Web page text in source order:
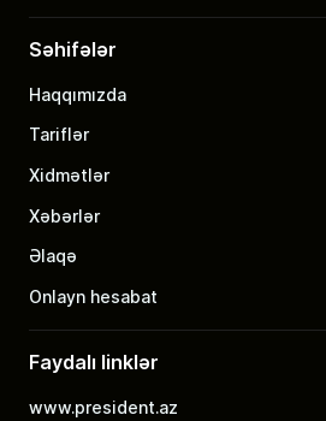
Səhifələr
Haqqımızda
Tariflər
Xidmətlər
Xəbərlər
Əlaqə
Onlayn hesabat
Faydalı linklər
www.president.az